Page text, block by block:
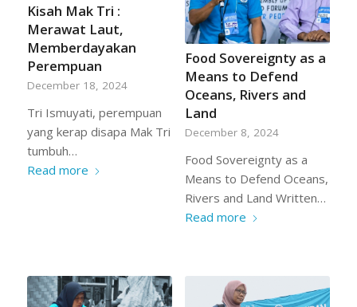
Kisah Mak Tri :
Merawat Laut,
Memberdayakan
Perempuan
December 18, 2024
Tri Ismuyati, perempuan
yang kerap disapa Mak Tri
tumbuh…
Read more
Food Sovereignty as a
Means to Defend
Oceans, Rivers and
Land
December 8, 2024
Food Sovereignty as a
Means to Defend Oceans,
Rivers and Land Written…
Read more